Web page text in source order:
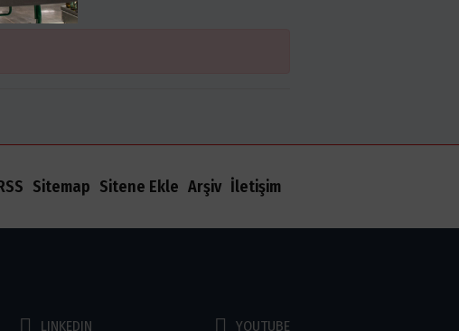
Sitemap Sitene Ekle Arşiv İletişim
LINKEDIN YOUTUBE